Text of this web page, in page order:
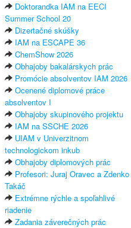
Doktorandka IAM na EECI
Summer School 20
Dizertačné skúšky
IAM na ESCAPE 36
ChemShow 2026
Obhajoby bakalárskych prác
Promócie absolventov IAM 2026
Ocenené diplomové práce
absolventov I
Obhajoby skupinového projektu
IAM na SSCHE 2026
UIAM v Univerzitnom
technologickom inkub
Obhajoby diplomových prác
Profesori: Juraj Oravec a Zdenko
Takáč
Extrémne rýchle a spoľahlivé
riadenie
Zadania záverečných prác